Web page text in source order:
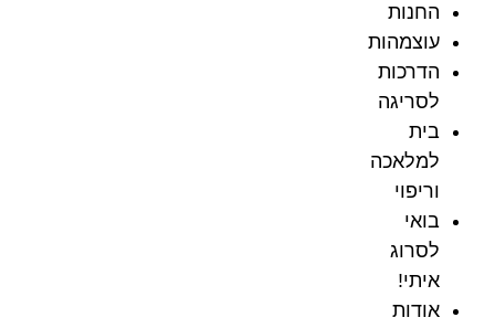
החנות
עוצמהות
הדרכות
לסריגה
בית
למלאכה
וריפוי
בואי
לסרוג
איתי!
אודות